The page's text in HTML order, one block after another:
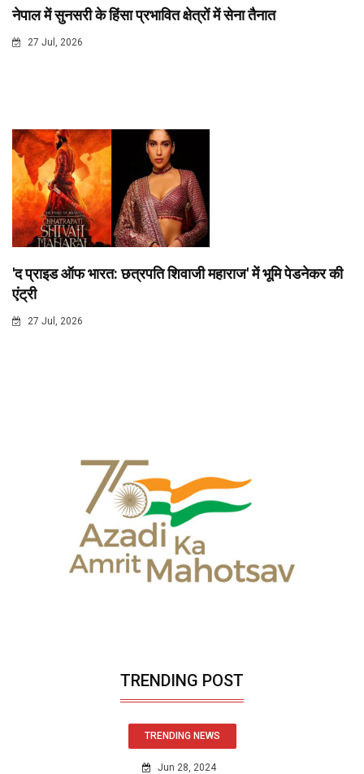
नेपाल में सुनसरी के हिंसा प्रभावित क्षेत्रों में सेना तैनात
27 Jul, 2026
'द प्राइड ऑफ भारत: छत्रपति शिवाजी महाराज' में भूमि पेडनेकर की
एंट्री
27 Jul, 2026
TRENDING POST
TRENDING NEWS
Jun 28, 2024